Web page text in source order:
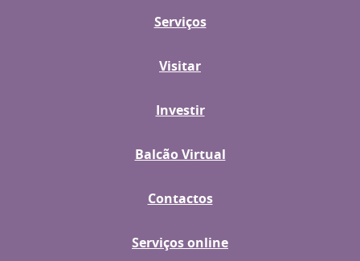
Serviços
Visitar
Investir
Balcão Virtual
Contactos
Serviços online